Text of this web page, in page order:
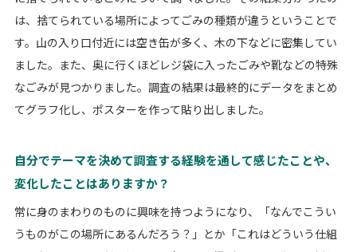
は、捨てられている場所によってごみの種類が違うということで
す。山の入り口付近には空き缶が多く、木の下などに密集してい
ました。また、奥に行くほどレジ袋に入ったごみや靴などの特殊
なごみが見つかりました。調査の結果は最終的にデータをまとめ
てグラフ化し、ポスターを作って貼り出しました。
自分でテーマを決めて調査する経験を通して感じたことや、
変化したことはありますか？
常に身のまわりのものに興味を持つようになり、「なんでこうい
うものがこの場所にあるんだろう？」とか「これはどういう仕組